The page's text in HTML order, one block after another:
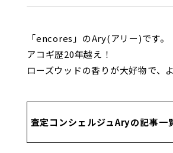
「encores」のAry(アリー)です。
アコギ歴20年越え！
ローズウッドの香りが大好物で、
査定コンシェルジュAryの記事一